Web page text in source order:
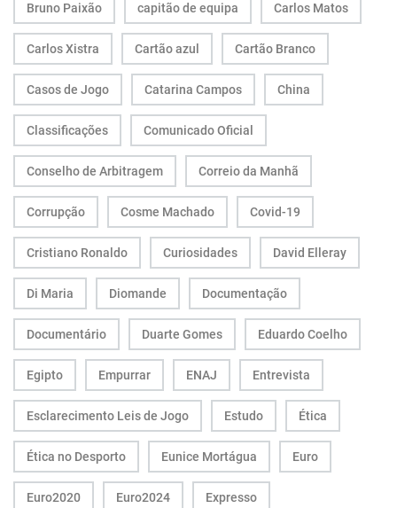
Bruno Paixão capitão de equipa Carlos Matos
Carlos Xistra Cartão azul Cartão Branco
Casos de Jogo Catarina Campos China
Classificações Comunicado Oficial
Conselho de Arbitragem Correio da Manhã
Corrupção Cosme Machado Covid-19
Cristiano Ronaldo Curiosidades David Elleray
Di Maria Diomande Documentação
Documentário Duarte Gomes Eduardo Coelho
Egipto Empurrar ENAJ Entrevista
Esclarecimento Leis de Jogo Estudo Ética
Ética no Desporto Eunice Mortágua Euro
Euro2020 Euro2024 Expresso